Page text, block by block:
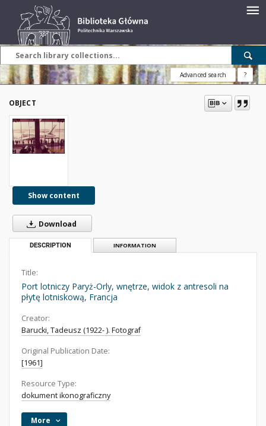
Advanced search ?
OBJECT
Show content
Download
DESCRIPTION INFORMATION
Title:
Port lotniczy Paryż-Orly, wnętrze, widok z antresoli na
płytę lotniskową, Francja
Creator:
Barucki, Tadeusz (1922- ). Fotograf
Original Publication Date:
[1961]
Resource Type:
dokument ikonograficzny
More